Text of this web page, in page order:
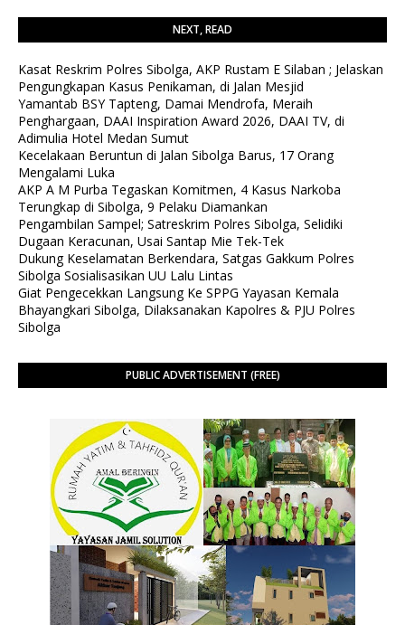
NEXT, READ
Kasat Reskrim Polres Sibolga, AKP Rustam E Silaban ; Jelaskan
Pengungkapan Kasus Penikaman, di Jalan Mesjid
Yamantab BSY Tapteng, Damai Mendrofa, Meraih
Penghargaan, DAAI Inspiration Award 2026, DAAI TV, di
Adimulia Hotel Medan Sumut
Kecelakaan Beruntun di Jalan Sibolga Barus, 17 Orang
Mengalami Luka
AKP A M Purba Tegaskan Komitmen, 4 Kasus Narkoba
Terungkap di Sibolga, 9 Pelaku Diamankan
Pengambilan Sampel; Satreskrim Polres Sibolga, Selidiki
Dugaan Keracunan, Usai Santap Mie Tek-Tek
Dukung Keselamatan Berkendara, Satgas Gakkum Polres
Sibolga Sosialisasikan UU Lalu Lintas
Giat Pengecekkan Langsung Ke SPPG Yayasan Kemala
Bhayangkari Sibolga, Dilaksanakan Kapolres & PJU Polres
Sibolga
PUBLIC ADVERTISEMENT (FREE)